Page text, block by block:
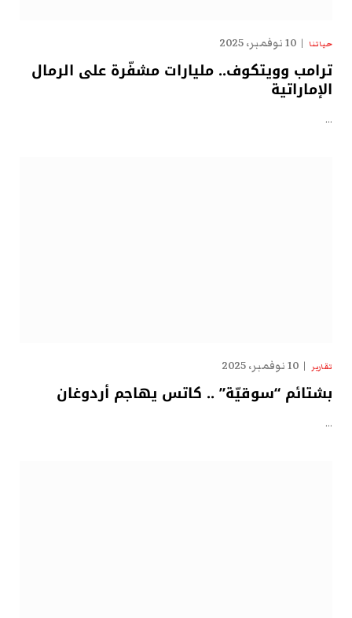
حياتنا 10 نوفمبر، 2025
ترامب وويتكوف.. مليارات مشفّرة على الرمال
الإماراتية
…
تقارير 10 نوفمبر، 2025
بشتائم “سوقيّة” .. كاتس يهاجم أردوغان
…